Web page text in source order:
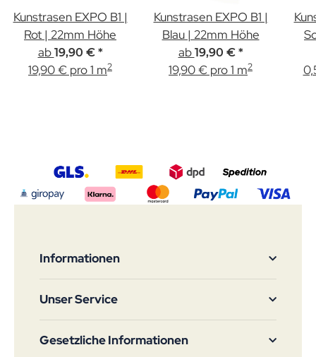
Kunstrasen EXPO B1 |
Rot | 22mm Höhe
ab 19,90 € *
19,90 € pro 1 m2
Kunstrasen EXPO B1 |
Blau | 22mm Höhe
ab 19,90 € *
19,90 € pro 1 m2
Informationen
Unser Service
Gesetzliche Informationen